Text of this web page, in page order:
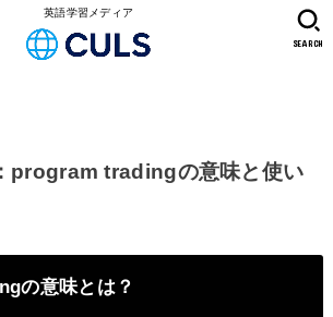
英語学習メディア
SEARCH
program tradingの意味と使い
の意味とは？